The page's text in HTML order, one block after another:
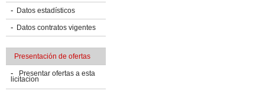
Datos estadísticos
Datos contratos vigentes
Presentación de ofertas
Presentar ofertas a esta
licitacion